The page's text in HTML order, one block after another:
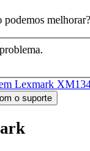
podemos melhorar?
Lexmark
o suporte